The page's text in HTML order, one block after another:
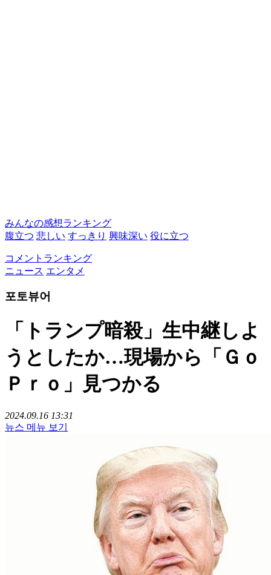
みんなの感想ランキング
腹立つ 悲しい すっきり 興味深い 役に立つ
コメントランキング
ニュース エンタメ
포토뷰어
「トランプ暗殺」生中継しよ
うとしたか…現場から「Ｇｏ
Ｐｒｏ」見つかる
2024.09.16 13:31
뉴스 메뉴 보기